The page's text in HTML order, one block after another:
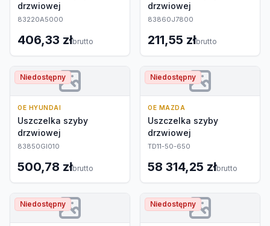
drzwiowej
83220A5000
406,33 złbrutto
drzwiowej
83860J7800
211,55 złbrutto
Niedostępny
OE HYUNDAI
Uszczelka szyby
drzwiowej
83850GI010
500,78 złbrutto
Niedostępny
OE MAZDA
Uszczelka szyby
drzwiowej
TD11-50-650
58 314,25 złbrutto
Niedostępny Niedostępny